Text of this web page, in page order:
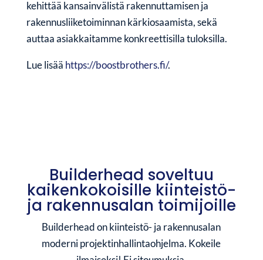
kehittää kansainvälistä rakennuttamisen ja
rakennusliiketoiminnan kärkiosaamista, sekä
auttaa asiakkaitamme konkreettisilla tuloksilla.
Lue lisää https://boostbrothers.fi/.
Builderhead soveltuu
kaikenkokoisille kiinteistö-
ja rakennusalan toimijoille
Builderhead on kiinteistö- ja rakennusalan
moderni projektinhallintaohjelma. Kokeile